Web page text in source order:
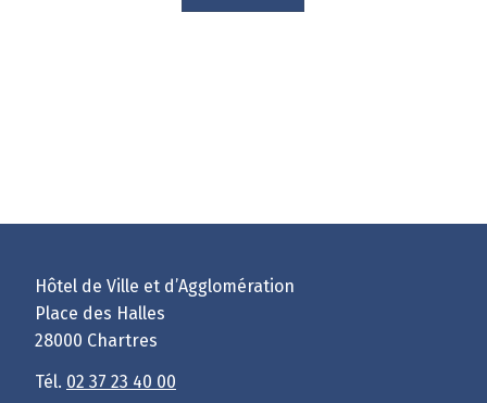
Hôtel de Ville et d’Agglomération
Place des Halles
28000 Chartres
Tél. 02 37 23 40 00